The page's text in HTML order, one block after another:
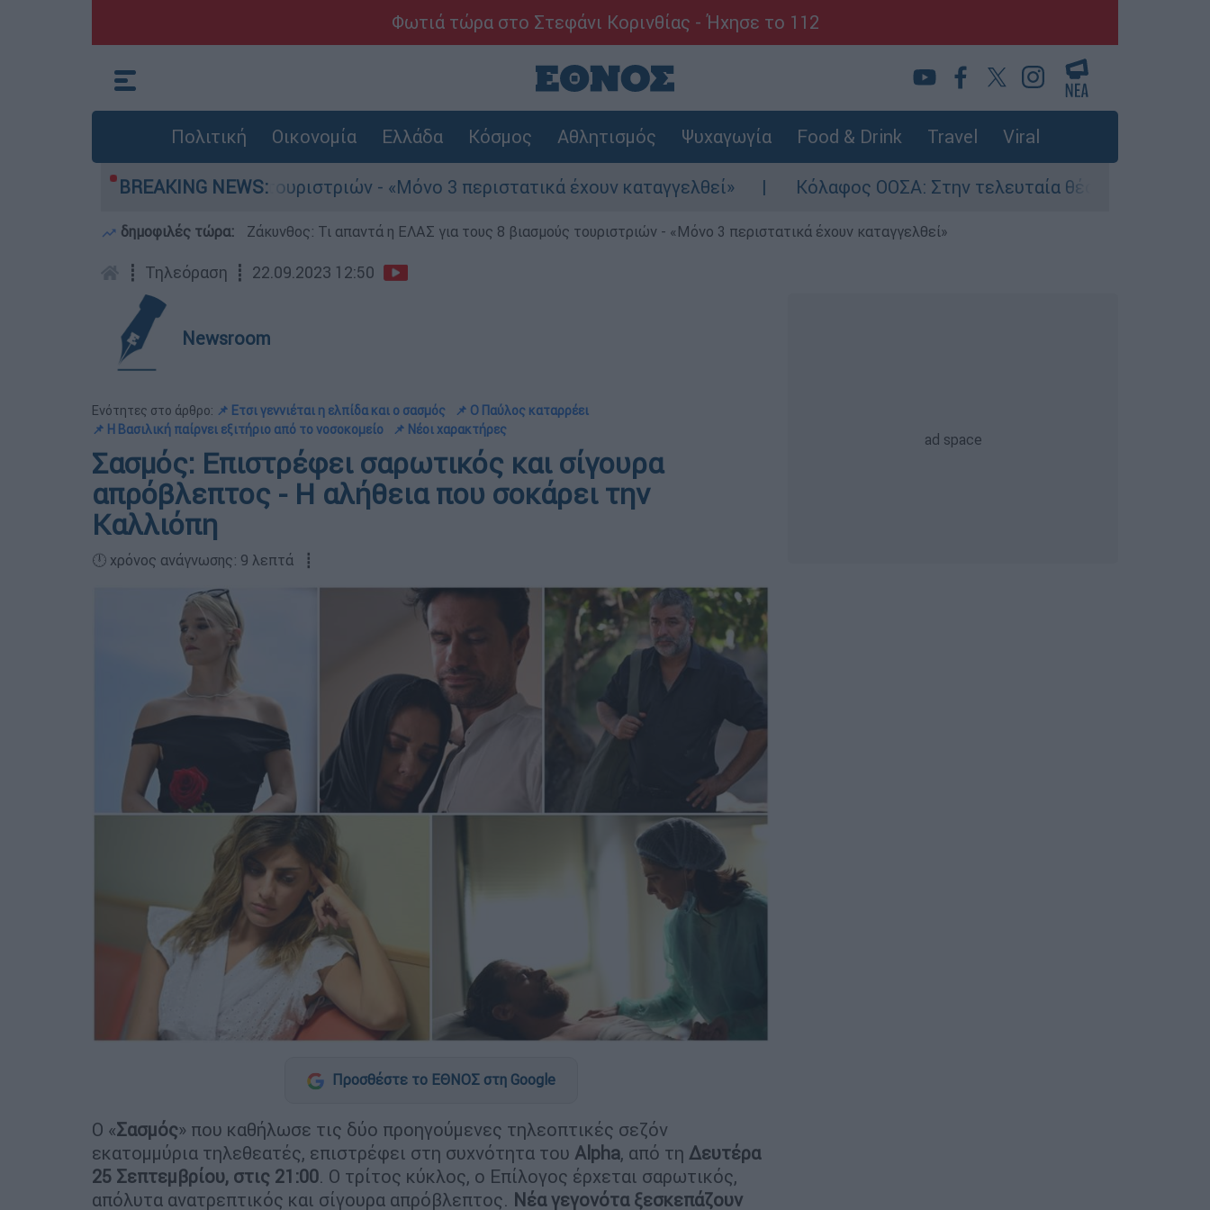
Φωτιά τώρα στο Στεφάνι Κορινθίας - Ήχησε το 112
Πολιτική Οικονομία Ελλάδα Κόσμος Αθλητισμός Ψυχαγωγία Food & Drink Travel Viral
BREAKING NEWS:
τους 8 βιασμούς τουριστριών - «Μόνο 3 περιστατικά έχουν καταγγελθεί» Κόλαφος ΟΟΣΑ: Στην τελευταία θέση η Ελλάδα για το
δημοφιλές τώρα: Ζάκυνθος: Τι απαντά η ΕΛΑΣ για τους 8 βιασμούς τουριστριών - «Μόνο 3 περιστατικά έχουν καταγγελθεί»
┋ Τηλεόραση ┋ 22.09.2023 12:50
Newsroom
Ενότητες στο άρθρο: 📌 Ετσι γεννιέται η ελπίδα και ο σασμός
📌 Ο Παύλος καταρρέει
📌 Η Βασιλική παίρνει εξιτήριο από το νοσοκομείο
📌 Νέοι χαρακτήρες
Σασμός: Επιστρέφει σαρωτικός και σίγουρα
απρόβλεπτος - Η αλήθεια που σοκάρει την
Καλλιόπη
🕛 χρόνος ανάγνωσης: 9 λεπτά ┋
Προσθέστε το ΕΘΝΟΣ στη Google
Ο «Σασμός» που καθήλωσε τις δύο προηγούμενες τηλεοπτικές σεζόν
εκατομμύρια τηλεθεατές, επιστρέφει στη συχνότητα του Alpha, από τη Δευτέρα
25 Σεπτεμβρίου, στις 21:00. Ο τρίτος κύκλος, ο Επίλογος έρχεται σαρωτικός,
απόλυτα ανατρεπτικός και σίγουρα απρόβλεπτος. Νέα γεγονότα ξεσκεπάζουν